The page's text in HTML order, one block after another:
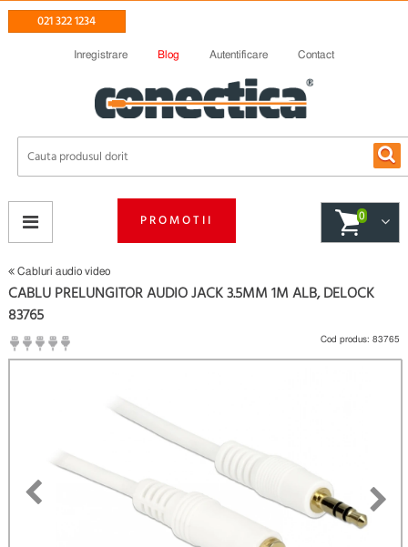
021 322 1234
Inregistrare Blog Autentificare Contact
PROMOTII 0
Cabluri audio video
CABLU PRELUNGITOR AUDIO JACK 3.5MM 1M ALB, DELOCK
83765
(
Cod produs: 83765